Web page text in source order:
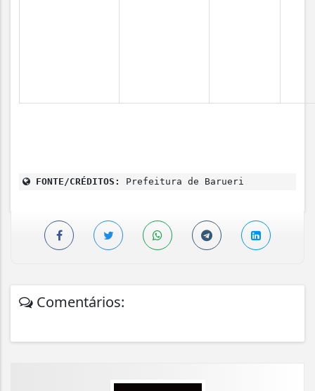
FONTE/CRÉDITOS: Prefeitura de Barueri
Comentários: